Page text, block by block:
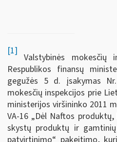
[1]
Valstybinės mokesčių
Respublikos finansų
gegužės 5 d. įsakymas
mokesčių inspekcijos prie
ministerijos viršininko 2011
VA-16 „Dėl Naftos
skystų produktų ir